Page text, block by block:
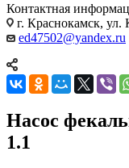
Контактная
г. Краснокамск, ул.
ed47502@yandex.ru
Насос
1.1